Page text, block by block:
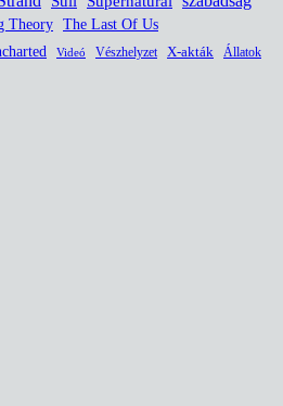
Theory The Last Of Us
Videó Vészhelyzet X-akták Állatok